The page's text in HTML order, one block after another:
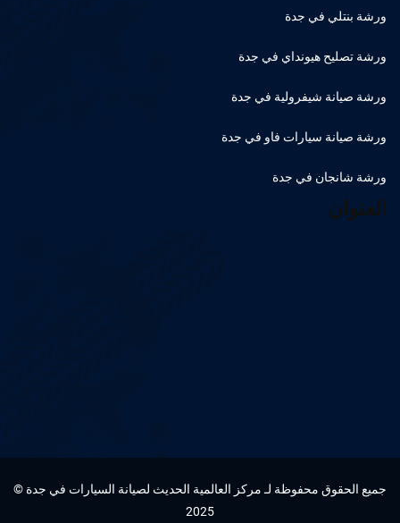
ورشة بنتلي في جدة
ورشة تصليح هيونداي في جدة
ورشة صيانة شيفرولية في جدة
ورشة صيانة سيارات فاو في جدة
ورشة شانجان في جدة
العنوان
جميع الحقوق محفوظة لـ مركز العالمية الحديث لصيانة السيارات في جدة ©
2025